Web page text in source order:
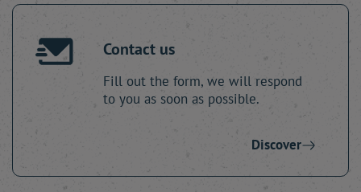
Contact us
Fill out the form, we will respond
to you as soon as possible.
Discover